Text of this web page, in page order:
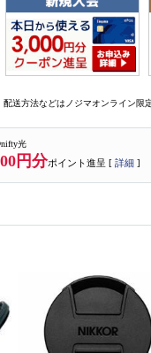
送方法などはノジマオンライン限
光
円分ポイント進呈 [ 詳細 ]